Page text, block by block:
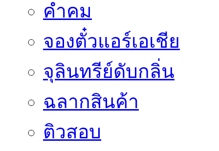
คำคม
จองตั๋วแอร์เอเชีย
จุลินทรีย์ดับกลิ่น
ฉลากสินค้า
ติวสอบ